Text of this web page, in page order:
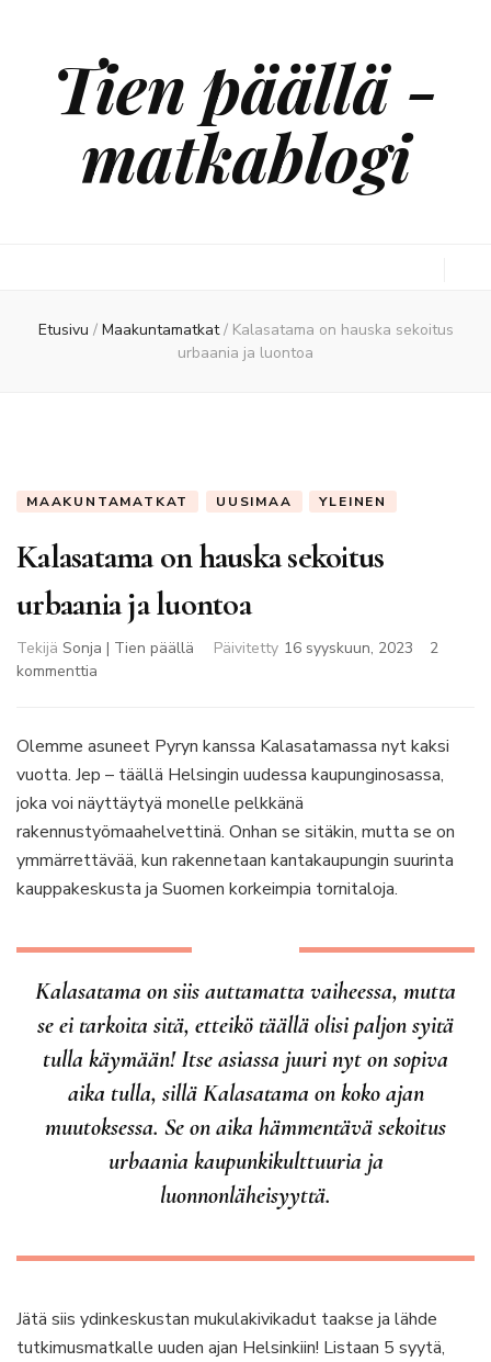
Tien päällä -
matkablogi
Etusivu / Maakuntamatkat/ Kalasatama on hauska sekoitus
urbaania ja luontoa
MAAKUNTAMATKAT UUSIMAA YLEINEN
Kalasatama on hauska sekoitus
urbaania ja luontoa
Tekijä Sonja | Tien päällä Päivitetty 16 syyskuun, 2023
2
kommenttia
hauska
urbaania
ja
luontoa
Olemme asuneet Pyryn kanssa Kalasatamassa nyt kaksi
vuotta. Jep – täällä Helsingin uudessa kaupunginosassa,
joka voi näyttäytyä monelle pelkkänä
rakennustyömaahelvettinä. Onhan se sitäkin, mutta se on
ymmärrettävää, kun rakennetaan kantakaupungin suurinta
kauppakeskusta ja Suomen korkeimpia tornitaloja.
Kalasatama on siis auttamatta vaiheessa, mutta
se ei tarkoita sitä, etteikö täällä olisi paljon syitä
tulla käymään! Itse asiassa juuri nyt on sopiva
aika tulla, sillä Kalasatama on koko ajan
muutoksessa. Se on aika hämmentävä sekoitus
urbaania kaupunkikulttuuria ja
luonnonläheisyyttä.
Jätä siis ydinkeskustan mukulakivikadut taakse ja lähde
tutkimusmatkalle uuden ajan Helsinkiin! Listaan 5 syytä,